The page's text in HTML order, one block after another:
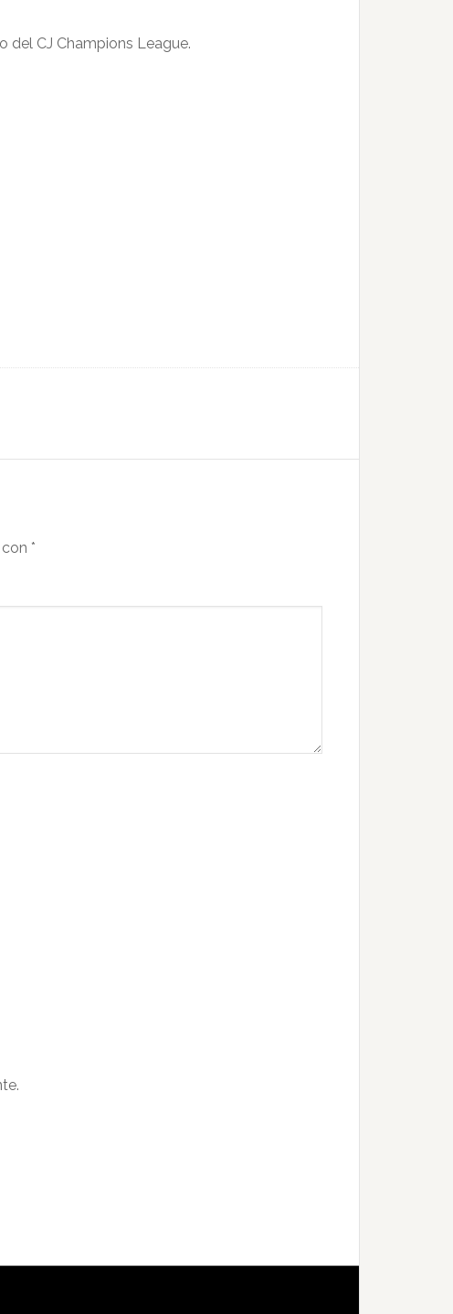
del CJ Champions League.
*